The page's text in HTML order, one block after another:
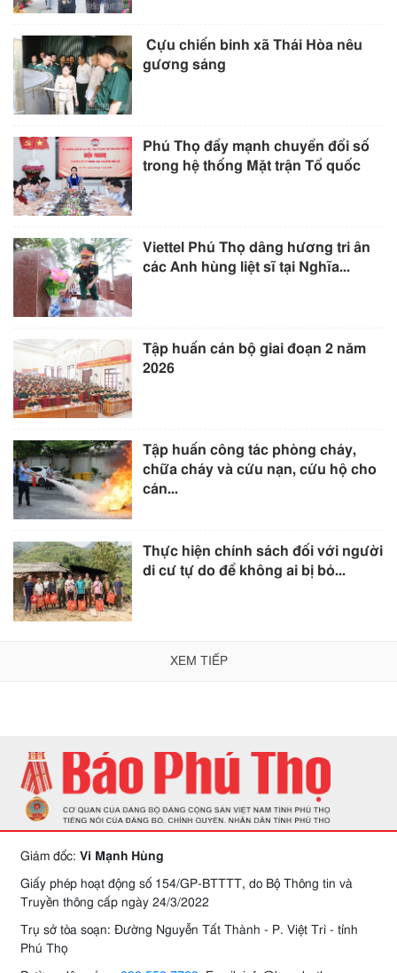
Cựu chiến binh xã Thái Hòa nêu
gương sáng
Phú Thọ đẩy mạnh chuyển đổi số
trong hệ thống Mặt trận Tổ quốc
Viettel Phú Thọ dâng hương tri ân
các Anh hùng liệt sĩ tại Nghĩa...
Tập huấn cán bộ giai đoạn 2 năm
2026
Tập huấn công tác phòng cháy,
chữa cháy và cứu nạn, cứu hộ cho
cán...
Thực hiện chính sách đối với người
di cư tự do để không ai bị bỏ...
XEM TIẾP
Giám đốc: Vi Mạnh Hùng
Giấy phép hoạt động số 154/GP-BTTTT, do Bộ Thông tin và
Truyền thông cấp ngày 24/3/2022
Trụ sở tòa soạn: Đường Nguyễn Tất Thành - P. Việt Trì - tỉnh
Phú Thọ